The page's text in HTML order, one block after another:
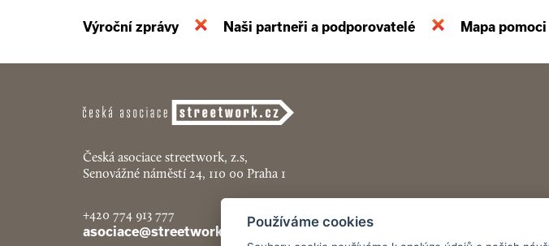
Výroční zprávy Naši partneři a podporovatelé Mapa pomoci
Česká asociace streetwork, z.s,
Senovážné náměstí 24, 110 00 Praha 1
+420 774 913 777
asociace@streetwork.cz
Používáme cookies